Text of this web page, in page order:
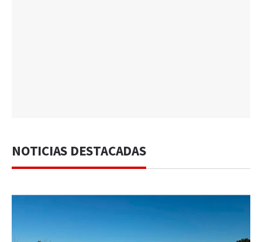
NOTICIAS DESTACADAS